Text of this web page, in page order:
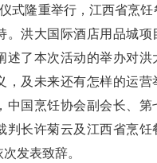
隆重举行，江西省烹饪
。洪大国际酒店用品城项
述了本次活动的举办对洪
，及未来还有怎样的运营
中国烹饪协会副会长、第
判长许菊云及江西省烹饪
发表致辞。